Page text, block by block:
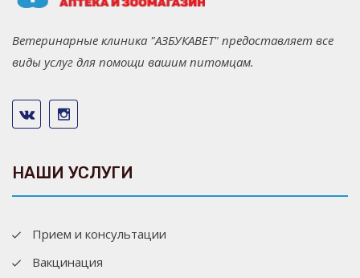
Ветеринарные клиника "АЗБУКАВЕТ" предоставляет все
виды услуг для помощи вашим питомцам.
НАШИ УСЛУГИ
Прием и консультации
Вакцинация